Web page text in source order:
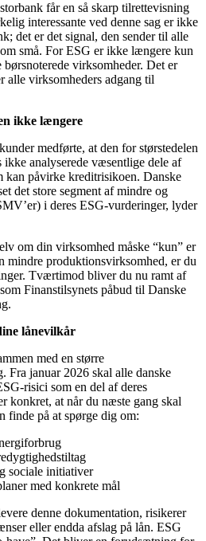
får en så skarp tilrettevisning
interessante ved denne sag er ikke
det er det signal, den sender til alle
små. For ESG er ikke længere kun
virksomheder. Det er
alle virksomheders adgang til
ikke længere
medførte, at den for størstedelen
ikke analyserede væsentlige dele af
kan påvirke kreditrisikoen. Danske
det store segment af mindre og
i deres ESG-vurderinger, lyder
om din virksomhed måske “kun” er
mindre produktionsvirksomhed, er du
Tværtimod bliver du nu ramt af
Finanstilsynets påbud til Danske
lånevilkår
med en større
januar 2026 skal alle danske
risici som en del af deres
konkret, at når du næste gang skal
finde på at spørge dig om:
sociale initiativer
med konkrete mål
denne dokumentation, risikerer
eller endda afslag på lån. ESG